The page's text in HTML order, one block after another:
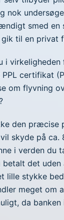
nok
smed en
til en privat
i
PPL certifikat
om flyvning
den præcise
skyde på ca.
i verden du
betalt det uden
lille stykke
meget om
da banken